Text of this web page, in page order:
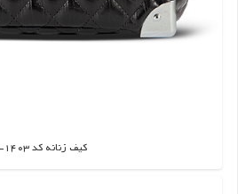
کیف زنانه کد 1403-1
اطلاعات بیشتر